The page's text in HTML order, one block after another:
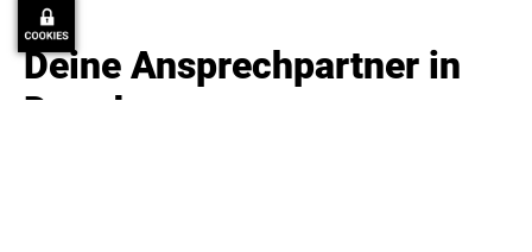
Deine Ansprechpartner in
Dresden: